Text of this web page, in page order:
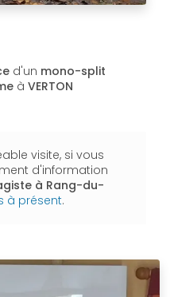
d'un mono-split
à VERTON
visite, si vous
d'information
à Rang-du-
à présent.